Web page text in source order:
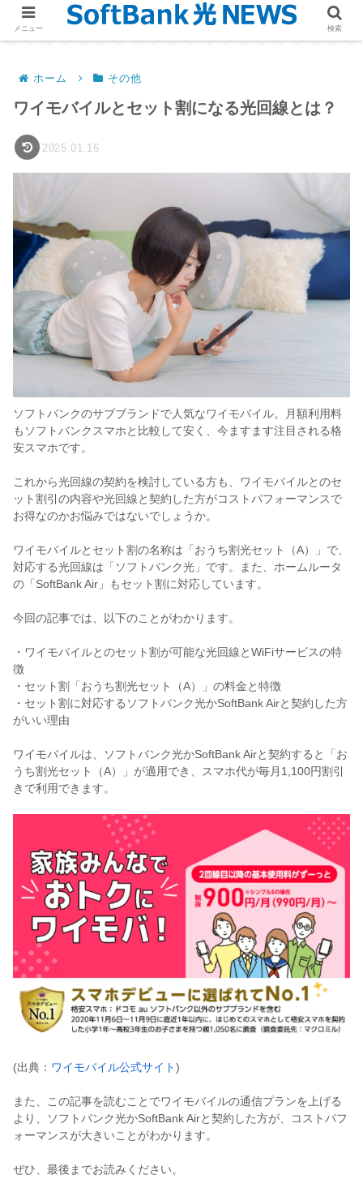
ホーム その他
ワイモバイルとセット割になる光回線とは？
2025.01.16
ソフトバンクのサブブランドで人気なワイモバイル。月額利用料
もソフトバンクスマホと比較して安く、今ますます注目される格
安スマホです。
これから光回線の契約を検討している方も、ワイモバイルとのセ
ット割引の内容や光回線と契約した方がコストパフォーマンスで
お得なのかお悩みではないでしょうか。
ワイモバイルとセット割の名称は「おうち割光セット（A）」で、
対応する光回線は「ソフトバンク光」です。また、ホームルータ
の「SoftBank Air」もセット割に対応しています。
今回の記事では、以下のことがわかります。
・ワイモバイルとのセット割が可能な光回線とWiFiサービスの特
徴
・セット割「おうち割光セット（A）」の料金と特徴
・セット割に対応するソフトバンク光かSoftBank Airと契約した方
がいい理由
ワイモバイルは、ソフトバンク光かSoftBank Airと契約すると「お
うち割光セット（A）」が適用でき、スマホ代が毎月1,100円割引
きで利用できます。
(出典： ワイモバイル公式サイト)
また、この記事を読むことでワイモバイルの通信プランを上げる
より、ソフトバンク光かSoftBank Airと契約した方が、コストパフ
ォーマンスが大きいことがわかります。
ぜひ、最後までお読みください。
メニュー 検索